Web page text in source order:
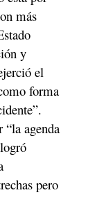
más
y
el
forma
“la agenda
pero